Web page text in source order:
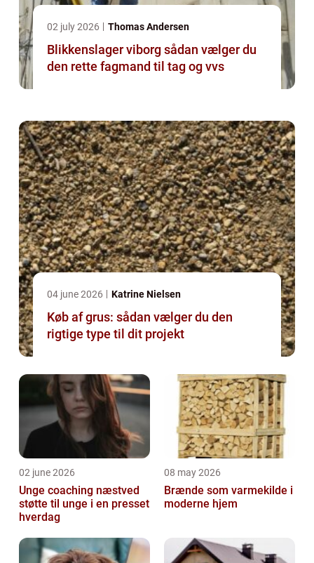
02 july 2026 Thomas Andersen
Blikkenslager viborg sådan vælger du
den rette fagmand til tag og vvs
04 june 2026 Katrine Nielsen
Køb af grus: sådan vælger du den
rigtige type til dit projekt
02 june 2026
Unge coaching næstved
støtte til unge i en presset
hverdag
08 may 2026
Brænde som varmekilde i
moderne hjem